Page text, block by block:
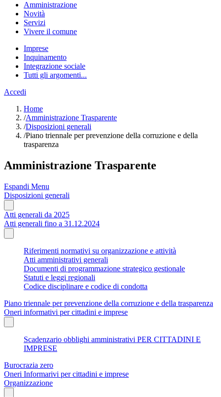
Amministrazione
Novità
Servizi
Vivere il comune
Imprese
Inquinamento
Integrazione sociale
Tutti gli argomenti...
Accedi
Home
/Amministrazione Trasparente
/Disposizioni generali
/Piano triennale per prevenzione della corruzione e della
trasparenza
Amministrazione Trasparente
Espandi Menu
Disposizioni generali
Atti generali da 2025
Atti generali fino a 31.12.2024
Riferimenti normativi su organizzazione e attività
Atti amministrativi generali
Documenti di programmazione strategico gestionale
Statuti e leggi regionali
Codice disciplinare e codice di condotta
Piano triennale per prevenzione della corruzione e della trasparenza
Oneri informativi per cittadini e imprese
Scadenzario obblighi amministrativi PER CITTADINI E
IMPRESE
Burocrazia zero
Oneri Informarivi per cittadini e imprese
Organizzazione